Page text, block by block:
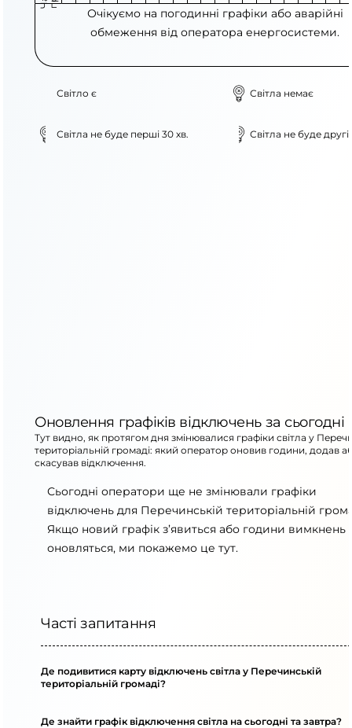
Очікуємо на погодинні графіки або аварійні
обмеження від оператора енергосистеми.
Світло є Світла немає
Світла не буде перші 30 хв. Світла не буде другі
Оновлення графіків відключень за сьогодні
Тут видно, як протягом дня змінювалися графіки світла у
територіальній громаді: який оператор оновив години, додав
скасував відключення.
Сьогодні оператори ще не змінювали графіки
відключень для Перечинській територіальній
Якщо новий графік з’явиться або години вимкнень
оновляться, ми покажемо це тут.
Часті запитання
Де подивитися карту відключень світла у Перечинській
територіальній громаді?
Де знайти графік відключення світла на сьогодні та завтра?